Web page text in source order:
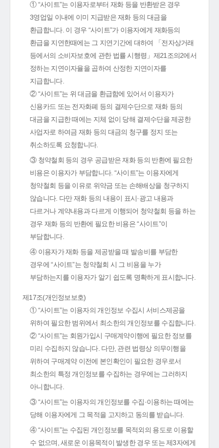
① “사이트”는 이용자로부터 재화 등을 반환받은 경우
3영업일 이내에 이미 지급받은 재화 등의 대금을
환급합니다. 이 경우 “사이트”가 이용자에게 재화등의
환급을 지연한때에는 그 지연기간에 대하여 「전자상거래
등에서의 소비자보호에 관한 법률 시행령」제21조의2에서
정하는 지연이자율을 곱하여 산정한 지연이자를
지급합니다.
② “사이트”는 위 대금을 환급함에 있어서 이용자가
신용카드 또는 전자화폐 등의 결제수단으로 재화 등의
대금을 지급한 때에는 지체 없이 당해 결제수단을 제공한
사업자로 하여금 재화 등의 대금의 청구를 정지 또는
취소하도록 요청합니다.
③ 청약철회 등의 경우 공급받은 재화 등의 반환에 필요한
비용은 이용자가 부담합니다. “사이트”는 이용자에게
청약철회 등을 이유로 위약금 또는 손해배상을 청구하지
않습니다. 다만 재화 등의 내용이 표시·광고 내용과
다르거나 계약내용과 다르게 이행되어 청약철회 등을 하는
경우 재화 등의 반환에 필요한 비용은 “사이트”이
부담합니다.
④ 이용자가 재화 등을 제공받을 때 발송비를 부담한
경우에 “사이트”는 청약철회 시 그 비용을 누가
부담하는지를 이용자가 알기 쉽도록 명확하게 표시합니다.
제17조(개인정보보호)
① “사이트”는 이용자의 개인정보 수집시 서비스제공을
위하여 필요한 범위에서 최소한의 개인정보를 수집합니다.
② “사이트”는 회원가입시 구매계약이행에 필요한 정보를
미리 수집하지 않습니다. 다만, 관련 법령상 의무이행을
위하여 구매계약 이전에 본인확인이 필요한 경우로서
최소한의 특정 개인정보를 수집하는 경우에는 그러하지
아니합니다.
③ “사이트”는 이용자의 개인정보를 수집·이용하는 때에는
당해 이용자에게 그 목적을 고지하고 동의를 받습니다.
④ “사이트”는 수집된 개인정보를 목적외의 용도로 이용할
수 없으며, 새로운 이용목적이 발생한 경우 또는 제3자에게